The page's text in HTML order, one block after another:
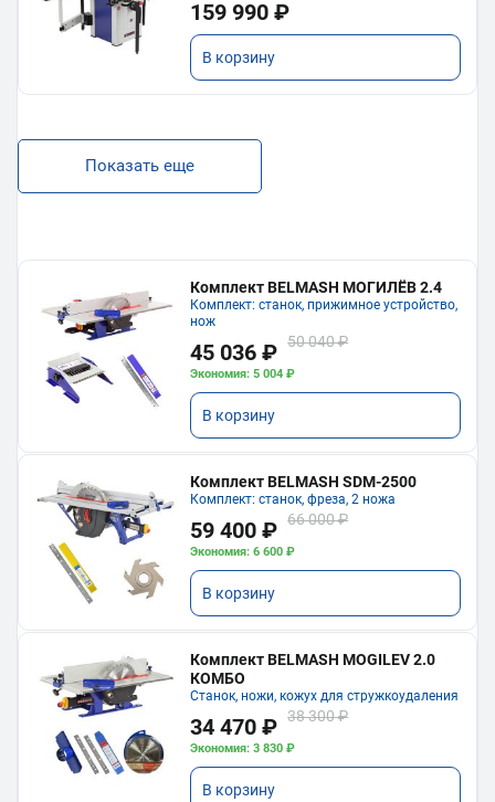
159 990 ₽
В корзину
Показать еще
Комплект BELMASH МОГИЛЁВ 2.4
Комплект: станок, прижимное устройство,
нож
45 036 ₽ 50 040 ₽
Экономия: 5 004 ₽
В корзину
Комплект BELMASH SDM-2500
Комплект: станок, фреза, 2 ножа
59 400 ₽ 66 000 ₽
Экономия: 6 600 ₽
В корзину
Комплект BELMASH MOGILEV 2.0
КОМБО
Станок, ножи, кожух для стружкоудаления
34 470 ₽ 38 300 ₽
Экономия: 3 830 ₽
В корзину